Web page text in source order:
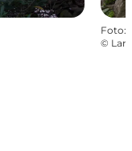
Foto:
©